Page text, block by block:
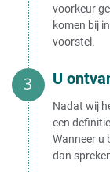
voorkeur
komen bij
voorstel.
U
Nadat wij
een
Wanneer u
dan